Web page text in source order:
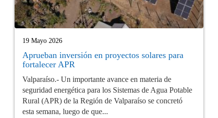
19 Mayo 2026
Aprueban inversión en proyectos solares para
fortalecer APR
Valparaíso.- Un importante avance en materia de
seguridad energética para los Sistemas de Agua Potable
Rural (APR) de la Región de Valparaíso se concretó
esta semana, luego de que...